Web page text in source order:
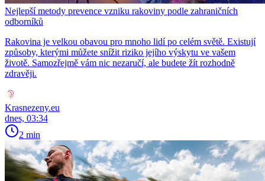
Nejlepší metody prevence vzniku rakoviny podle zahraničních
odborníků
Rakovina je velkou obavou pro mnoho lidí po celém světě. Existují
způsoby, kterými můžete snížit riziko jejího výskytu ve vašem
životě. Samozřejmě vám nic nezaručí, ale budete žít rozhodně
zdravěji.
Krasnezeny.eu
dnes, 03:34
2 min